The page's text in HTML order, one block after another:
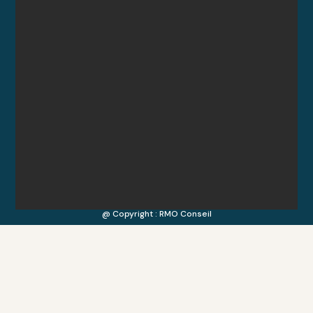
@ Copyright : RMO Conseil